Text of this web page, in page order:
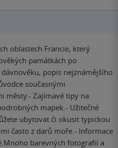
oblastech Francie, který
památkách po
popis nejznámějšího
současnými
městy.- Zajímavé tipy na
mapek.- Užitečné
ubytovat či okusit typickou
často z darů moře.- Informace
barevných fotografií a